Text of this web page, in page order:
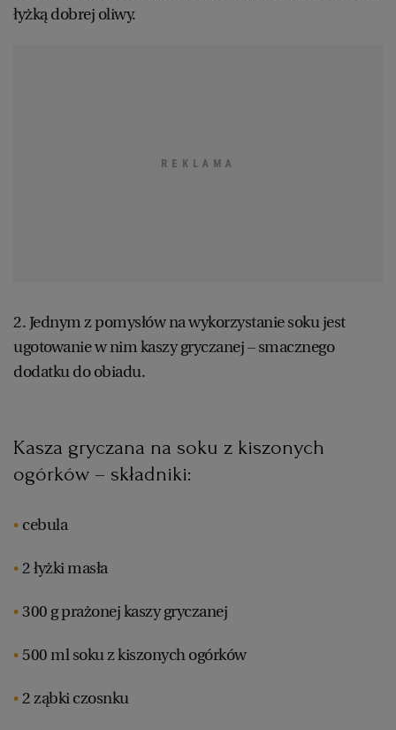
łyżką dobrej oliwy.
2. Jednym z pomysłów na wykorzystanie soku jest
ugotowanie w nim kaszy gryczanej – smacznego
dodatku do obiadu.
Kasza gryczana na soku z kiszonych
ogórków – składniki:
cebula
2 łyżki masła
300 g prażonej kaszy gryczanej
500 ml soku z kiszonych ogórków
2 ząbki czosnku